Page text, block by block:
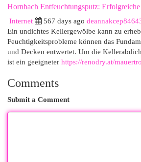
Hornbach Entfeuchtungsputz:
Internet
567 days ago
Ein undichtes Kellergewölbe kann zu
Feuchtigkeitsprobleme können das
und Decken entwertet. Um die
ist ein geeigneter https://renodry.at/
Comments
Submit a Comment